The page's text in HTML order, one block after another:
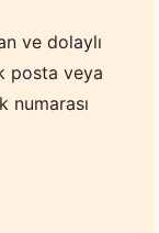
ve dolaylı
posta veya
numarası